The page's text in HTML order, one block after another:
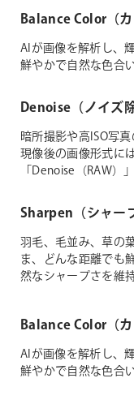
Balance Color（カ
AIが画像を解析し、
鮮やかで自然な色合
Denoise（ノイズ除
暗所撮影や高ISO写
現像後の画像形式に
「Denoise（RAW）
Sharpen（シャー
羽毛、毛並み、草の
ま、どんな距離でも
然なシャープさを維
Balance Color（カ
AIが画像を解析し、
鮮やかで自然な色合